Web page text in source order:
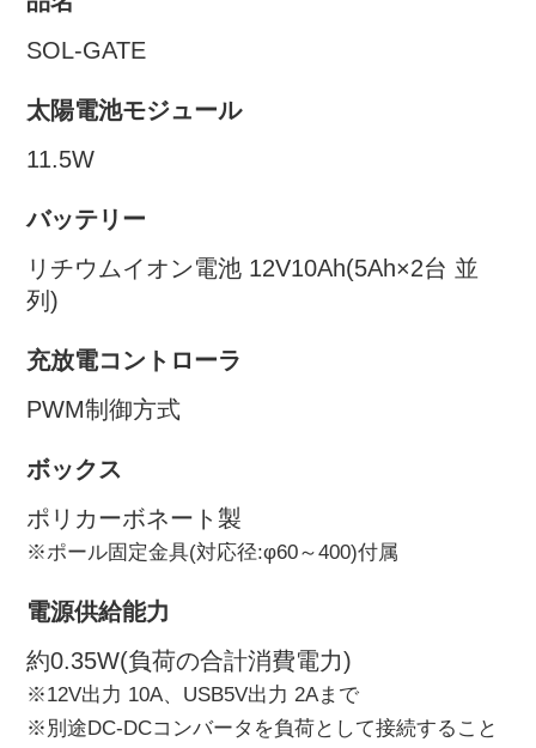
SOL-GATE
太陽電池モジュール
11.5W
バッテリー
リチウムイオン電池 12V10Ah(5Ah×2台 並
列)
充放電コントローラ
PWM制御方式
ボックス
ポリカーボネート製
※ポール固定金具(対応径:φ60～400)付属
電源供給能力
約0.35W(負荷の合計消費電力)
※12V出力 10A、USB5V出力 2Aまで
※別途DC-DCコンバータを負荷として接続すること